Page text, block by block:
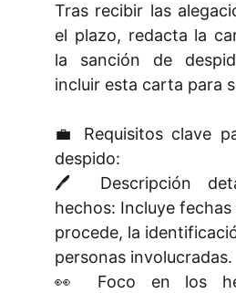
Tras recibir las
el plazo, redacta la
la sanción de
incluir esta carta para
💼 Requisitos clave
despido:
🖊 Descripción
hechos: Incluye
procede, la
personas involucradas.
👀 Foco en los